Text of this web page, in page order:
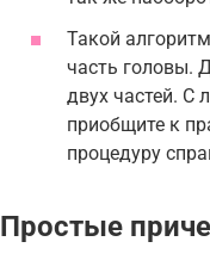
Такой
часть головы.
двух частей. С
приобщите к
процедуру
Простые